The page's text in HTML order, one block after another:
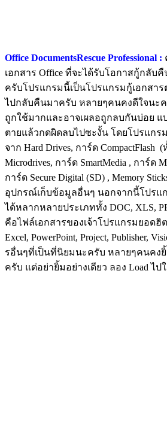
Office DocumentsRescue Professional :
เอกสาร Office ที่จะได้รับโอกาสกู้กลับ
ครับโปรแกรมนี้เป็นโปรแกรมกู้เอกสาร
ไปกลับคืนมาครับ หลายๆคนคงดีใจนะค
ถูกใช้มากและอาจเผลอถูกลบกันบ่อย
ตายแล้วกดผิดลบไปซะงั้น โดยโปรแก
จาก Hard Drives, การ์ด CompactFlash
Microdrives, การ์ด SmartMedia , การ์ด
การ์ด Secure Digital (SD) , Memory
อุปกรณ์เก็บข้อมูลอื่นๆ นอกจากนี้โปรแ
ได้หลากหลายประเภททั้ง DOC, XLS,
คือไฟล์เอกสารของเจ้าโปรแกรมยอดฮิต
Excel, PowerPoint, Project, Publisher,
รอื่นๆที่เป็นที่นิยมนะครับ หลายๆคนคง
ครับ แต่อย่ายิ้มอย่างเดียว ลอง Load ไป